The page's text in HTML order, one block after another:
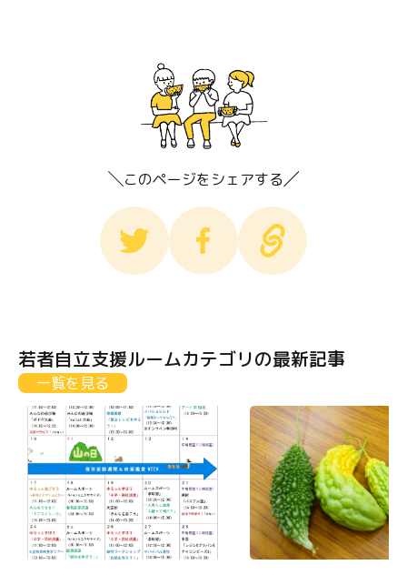
このページをシェアする
若者自立支援ルームカテゴリの最新記事
一覧を見る